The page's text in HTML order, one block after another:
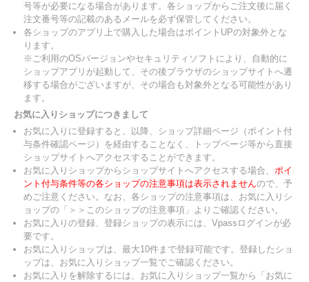
号等が必要になる場合があります。各ショップからご注文後に届く
注文番号等の記載のあるメールを必ず保管してください。
各ショップのアプリ上で購入した場合はポイントUPの対象外とな
ります。
※ご利用のOSバージョンやセキュリティソフトにより、自動的に
ショップアプリが起動して、その後ブラウザのショップサイトへ遷
移する場合がございますが、その場合も対象外となる可能性があり
ます。
お気に入りショップにつきまして
お気に入りに登録すると、以降、ショップ詳細ページ（ポイント付
与条件確認ページ）を経由することなく、トップページ等から直接
ショップサイトへアクセスすることができます。
お気に入りショップからショップサイトへアクセスする場合、 ポイ
ント付与条件等の各ショップの注意事項は表示されませんので、予
めご注意ください。なお、各ショップの注意事項は、お気に入りシ
ョップの「＞＞このショップの注意事項」よりご確認ください。
お気に入りの登録、登録ショップの表示には、Vpassログインが必
要です。
お気に入りショップは、最大10件まで登録可能です。登録したショ
ップは、お気に入りショップ一覧でご確認ください。
お気に入りを解除するには、お気に入りショップ一覧から「お気に